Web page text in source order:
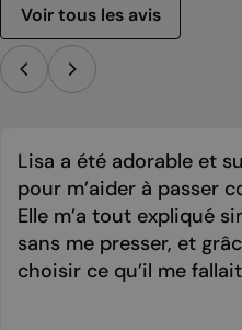
Voir tous les avis
Lisa a été adorable et
pour m’aider à passer
Elle m’a tout expliqué
sans me presser, et
choisir ce qu’il me